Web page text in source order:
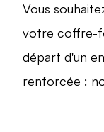
Vous
votre coffre-
départ d'un
renforcée :